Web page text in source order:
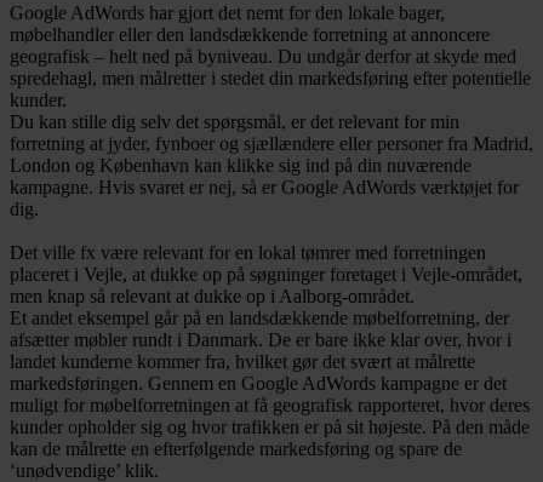
Google AdWords har gjort det nemt for den lokale bager,
møbelhandler eller den landsdækkende forretning at annoncere
geografisk – helt ned på byniveau. Du undgår derfor at skyde med
spredehagl, men målretter i stedet din markedsføring efter potentielle
kunder.
Du kan stille dig selv det spørgsmål, er det relevant for min
forretning at jyder, fynboer og sjællændere eller personer fra Madrid,
London og København kan klikke sig ind på din nuværende
kampagne. Hvis svaret er nej, så er Google AdWords værktøjet for
dig.
Det ville fx være relevant for en lokal tømrer med forretningen
placeret i Vejle, at dukke op på søgninger foretaget i Vejle-området,
men knap så relevant at dukke op i Aalborg-området.
Et andet eksempel går på en landsdækkende møbelforretning, der
afsætter møbler rundt i Danmark. De er bare ikke klar over, hvor i
landet kunderne kommer fra, hvilket gør det svært at målrette
markedsføringen. Gennem en Google AdWords kampagne er det
muligt for møbelforretningen at få geografisk rapporteret, hvor deres
kunder opholder sig og hvor trafikken er på sit højeste. På den måde
kan de målrette en efterfølgende markedsføring og spare de
‘unødvendige’ klik.